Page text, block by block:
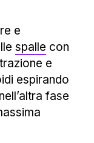
e
spalle con
e
espirando
fase